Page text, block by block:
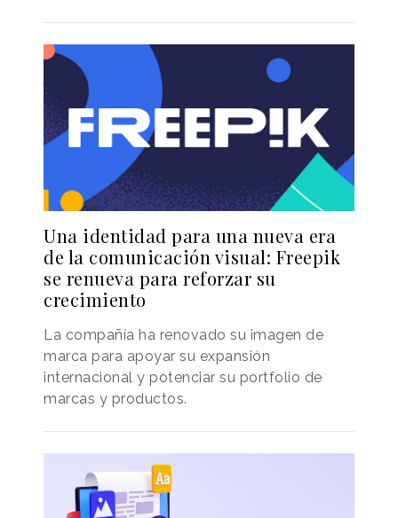
Una identidad para una nueva era
de la comunicación visual: Freepik
se renueva para reforzar su
crecimiento
La compañía ha renovado su imagen de
marca para apoyar su expansión
internacional y potenciar su portfolio de
marcas y productos.